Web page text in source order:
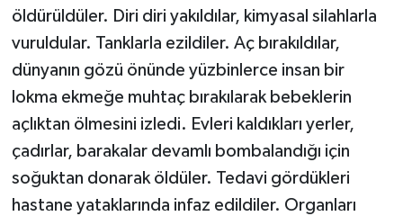
öldürüldüler. Diri diri yakıldılar, kimyasal silahlarla
vuruldular. Tanklarla ezildiler. Aç bırakıldılar,
dünyanın gözü önünde yüzbinlerce insan bir
lokma ekmeğe muhtaç bırakılarak bebeklerin
açlıktan ölmesini izledi. Evleri kaldıkları yerler,
çadırlar, barakalar devamlı bombalandığı için
soğuktan donarak öldüler. Tedavi gördükleri
hastane yataklarında infaz edildiler. Organları